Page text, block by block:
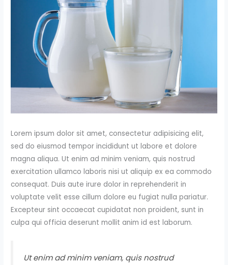
Lorem ipsum dolor sit amet, consectetur adipisicing elit,
sed do eiusmod tempor incididunt ut labore et dolore
magna aliqua. Ut enim ad minim veniam, quis nostrud
exercitation ullamco laboris nisi ut aliquip ex ea commodo
consequat. Duis aute irure dolor in reprehenderit in
voluptate velit esse cillum dolore eu fugiat nulla pariatur.
Excepteur sint occaecat cupidatat non proident, sunt in
culpa qui officia deserunt mollit anim id est laborum.
Ut enim ad minim veniam, quis nostrud